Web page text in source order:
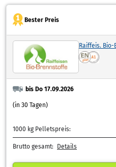
Bester Preis
Raiffeis.
bis Do 17.09.2026
(in 30 Tagen)
1000 kg Pelletspreis:
Brutto gesamt: Details